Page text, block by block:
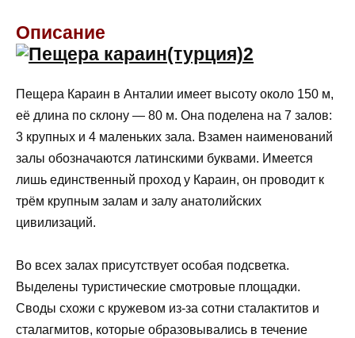
Описание
Пещера Караин в Анталии имеет высоту около 150 м,
её длина по склону — 80 м. Она поделена на 7 залов:
3 крупных и 4 маленьких зала. Взамен наименований
залы обозначаются латинскими буквами. Имеется
лишь единственный проход у Караин, он проводит к
трём крупным залам и залу анатолийских
цивилизаций.
Во всех залах присутствует особая подсветка.
Выделены туристические смотровые площадки.
Своды схожи с кружевом из-за сотни сталактитов и
сталагмитов, которые образовывались в течение